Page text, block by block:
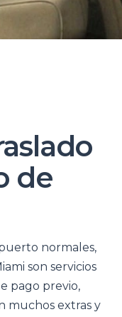
de
normales,
son servicios
pago previo,
muchos extras y